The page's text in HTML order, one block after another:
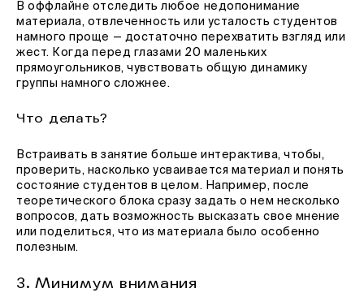
В оффлайне отследить любое недопонимание
материала, отвлеченность или усталость студентов
намного проще — достаточно перехватить взгляд или
жест. Когда перед глазами 20 маленьких
прямоугольников, чувствовать общую динамику
группы намного сложнее.
Что делать?
Встраивать в занятие больше интерактива, чтобы,
проверить, насколько усваивается материал и понять
состояние студентов в целом. Например, после
теоретического блока сразу задать о нем несколько
вопросов, дать возможность высказать свое мнение
или поделиться, что из материала было особенно
полезным.
3. Минимум внимания